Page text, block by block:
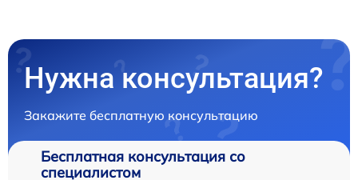
Нужна консультация?
Закажите бесплатную консультацию
Бесплатная консультация со
специалистом